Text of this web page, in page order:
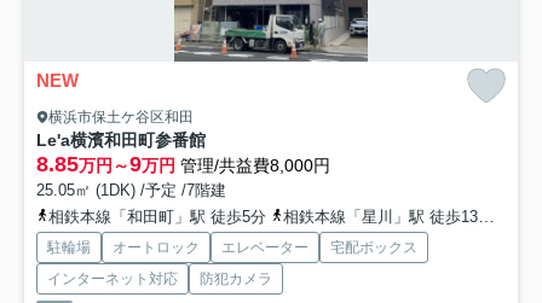
NEW
横浜市保土ケ谷区和田
Le'a横濱和田町参番館
8.85万円～9万円 管理/共益費8,000円
25.05㎡ (1DK) /予定 /7階建
相鉄本線「和田町」駅 徒歩5分
相鉄本線「星川」駅 徒歩13分
駐輪場 オートロック エレベーター
宅配ボックス
インターネット対応
防犯カメラ